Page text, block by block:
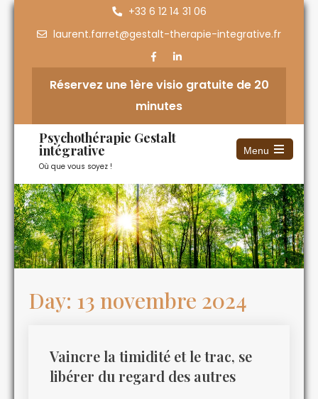
+33 6 12 14 31 06
laurent.farret@gestalt-therapie-integrative.fr
Réservez une 1ère visio gratuite de 20
minutes
Psychothérapie Gestalt
intégrative
Où que vous soyez !
Menu
Day: 13 novembre 2024
Vaincre la timidité et le trac, se
libérer du regard des autres